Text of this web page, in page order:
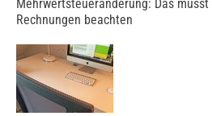
Mehrwertsteueränderung: Das
Rechnungen beachten